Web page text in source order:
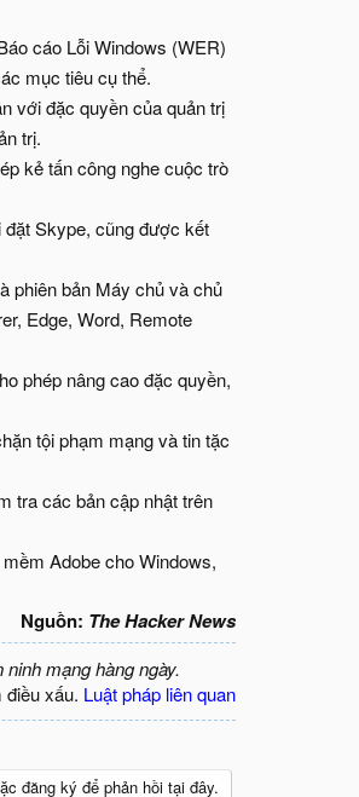
cáo Lỗi Windows (WER)
mục tiêu cụ thể.
với đặc quyền của quản trị
trị.
kẻ tấn công nghe cuộc trò
đặt Skype, cũng được kết
phiên bản Máy chủ và chủ
Edge, Word, Remote
phép nâng cao đặc quyền,
tội phạm mạng và tin tặc
tra các bản cập nhật trên
Adobe cho Windows,
Nguồn: The Hacker News
mạng hàng ngày.
điều xấu. Luật pháp liên quan
đăng ký để phản hồi tại đây.